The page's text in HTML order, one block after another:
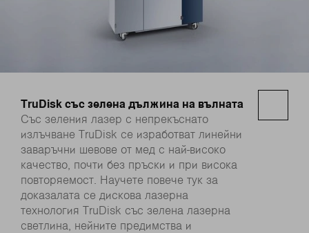
TruDisk със зелена дължина на вълната
Със зеления лазер с непрекъснато
излъчване TruDisk се изработват линейни
заваръчни шевове от мед с най-високо
качество, почти без пръски и при висока
повторяемост. Научете повече тук за
доказалата се дискова лазерна
технология TruDisk със зелена лазерна
светлина, нейните предимства и